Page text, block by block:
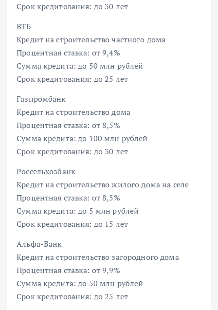
Срок кредитования: до 30 лет
ВТБ
Кредит на строительство частного дома
Процентная ставка: от 9,4%
Сумма кредита: до 50 млн рублей
Срок кредитования: до 25 лет
Газпромбанк
Кредит на строительство дома
Процентная ставка: от 8,5%
Сумма кредита: до 100 млн рублей
Срок кредитования: до 30 лет
Россельхозбанк
Кредит на строительство жилого дома на селе
Процентная ставка: от 8,5%
Сумма кредита: до 5 млн рублей
Срок кредитования: до 15 лет
Альфа-Банк
Кредит на строительство загородного дома
Процентная ставка: от 9,9%
Сумма кредита: до 50 млн рублей
Срок кредитования: до 25 лет